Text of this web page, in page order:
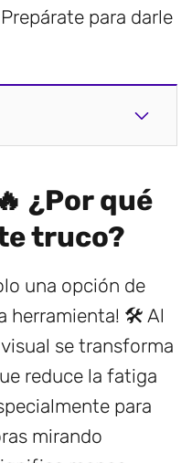
para darle
¿Por qué
truco?
una opción de
herramienta! 🛠️ Al
se transforma
reduce la fatiga
para
mirando